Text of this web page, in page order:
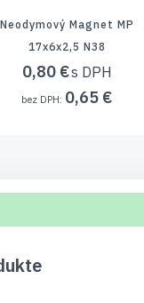
Neodymový Magnet MP
17x6x2,5 N38
0,80 €
0,65 €